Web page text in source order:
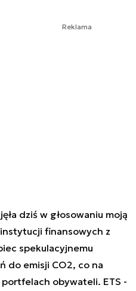
Reklama
dziś w głosowaniu moją
finansowych z
spekulacyjnemu
do emisji CO2, co na
obywateli. ETS -